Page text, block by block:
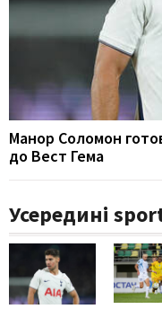
Манор Соломон
до Вест Гема
Усередині